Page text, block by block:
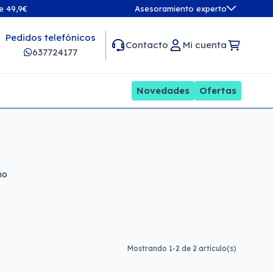
49,9€ Asesoramiento experto
Pedidos telefónicos
637724177
Contacto Mi cuenta
Novedades Ofertas
Mostrando 1-2 de 2 artículo(s)